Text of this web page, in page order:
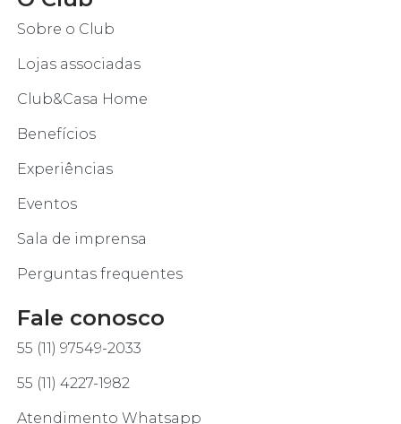
Sobre o Club
Lojas associadas
Club&Casa Home
Benefícios
Experiências
Eventos
Sala de imprensa
Perguntas frequentes
Fale conosco
55 (11) 97549-2033
55 (11) 4227-1982
Atendimento Whatsapp